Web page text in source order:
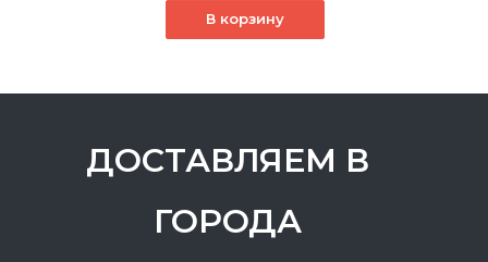
В корзину
ДОСТАВЛЯЕМ В
ГОРОДА